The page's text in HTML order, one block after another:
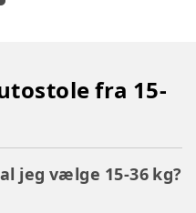
fra 15-
jeg vælge 15-36 kg?